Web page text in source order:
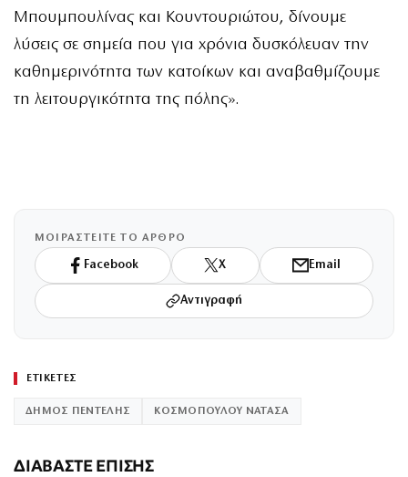
Μπουμπουλίνας και Κουντουριώτου, δίνουμε
λύσεις σε σημεία που για χρόνια δυσκόλευαν την
καθημερινότητα των κατοίκων και αναβαθμίζουμε
τη λειτουργικότητα της πόλης».
ΜΟΙΡΑΣΤΕΙΤΕ ΤΟ ΑΡΘΡΟ
Facebook X Email
Αντιγραφή
ΕΤΙΚΕΤΕΣ
ΔΗΜΟΣ ΠΕΝΤΕΛΗΣ ΚΟΣΜΟΠΟΥΛΟΥ ΝΑΤΑΣΑ
ΔΙΑΒΑΣΤΕ ΕΠΙΣΗΣ